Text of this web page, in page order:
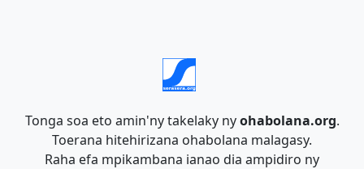
Tonga soa eto amin'ny takelaky nyohabolana.org.
Toerana hitehirizana ohabolana malagasy.
Raha efa mpikambana ianao dia ampidiro ny